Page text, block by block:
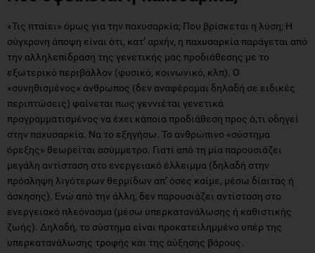
«Τις πταίει» όμως για την παχυσαρκία; Που βρίσκεται η λύση; Η
σύγχρονη άποψη είναι ότι, κατ’ αρχήν, η παχυσαρκία παράγεται από
την αλληλεπίδραση της γενετικής μας προδιάθεσης με το
εξωτερικό περιβάλλον (φυσικό, κοινωνικό, κλπ). Ο
«συνηθισμένος» άνθρωπος (δεν αναφέρομαι δηλαδή σε ειδικές
περιπτώσεις) φαίνεται πως γεννιέται γενετικά
προγραμματισμένος να έχει κάποια προδιάθεση προς ό,τι οδηγεί
στην παχυσαρκία. Να το εξηγήσω. Το ανθρώπινο «σύστημα
όρεξης» θεωρείται ασύμμετρο. Γιατί από τη μία παρουσιάζει
μεγάλη αντίσταση στο ενεργειακό έλλειμμα (δηλαδή στην
πρόσληψη λιγότερων θερμίδων απ’ όσες καίμε, μέσω δίαιτας ή
άσκησης). Ενώ από την άλλη, δεν παρουσιάζει αντίσταση στο
ενεργειακό πλεόνασμα (μέσω υπερκατανάλωσης ή καθιστικής
ζωής). Δηλαδή, το σύστημα είναι προκατειλημμένο υπέρ της
υπερκατανάλωσης τροφής και της αύξησης βάρους.